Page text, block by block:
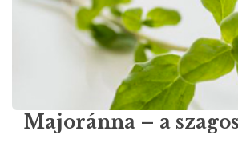
Majoránna – a